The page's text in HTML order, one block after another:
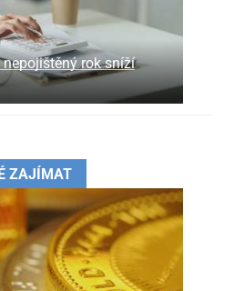
rok sníží
ZAJÍMAT